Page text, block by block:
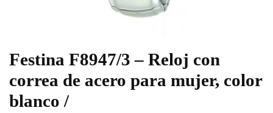
Festina F8947/3 – Reloj con
correa de acero para mujer, color
blanco /